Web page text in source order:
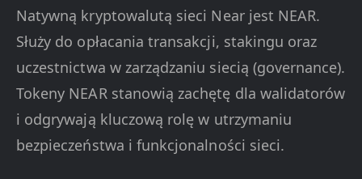
Natywną kryptowalutą sieci Near jest NEAR.
Służy do opłacania transakcji, stakingu oraz
uczestnictwa w zarządzaniu siecią (governance).
Tokeny NEAR stanowią zachętę dla walidatorów
i odgrywają kluczową rolę w utrzymaniu
bezpieczeństwa i funkcjonalności sieci.